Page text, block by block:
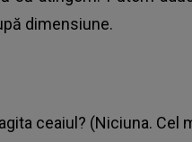
dimensiune.
ceaiul? (Niciuna. Cel